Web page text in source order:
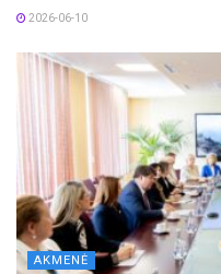
2026-06-10
AKMENĖ